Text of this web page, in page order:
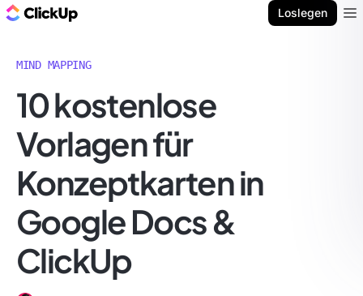
Loslegen
MIND MAPPING
10 kostenlose
Vorlagen für
Konzeptkarten in
Google Docs &
ClickUp